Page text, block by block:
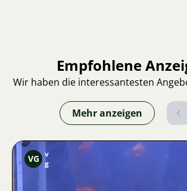
Empfohlene
Wir haben die interessantesten
Mehr anzeigen
VG v
g